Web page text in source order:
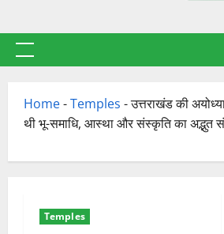
प्राथमिक
Home-Temples -उत्तराखंड की
थी भू-समाधि, आस्था और संस्कृति का अद्भुत
Temples